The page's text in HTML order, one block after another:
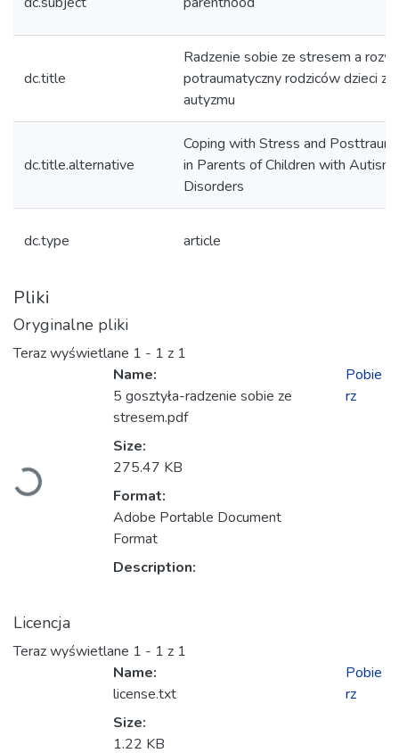
dc.title
Radzenie sobie ze stresem a
potraumatyczny rodziców dzieci
autyzmu
dc.title.alternative
Coping with Stress and
in Parents of Children with Autism
Disorders
dc.type article
Pliki
Oryginalne pliki
Teraz wyświetlane 1 - 1 z 1
Ładowanie...
Name:
5 gosztyła-radzenie sobie ze
stresem.pdf
Size:
275.47 KB
Format:
Adobe Portable Document
Format
Description:
Pobie
rz
Licencja
Teraz wyświetlane 1 - 1 z 1
Name:
license.txt
Size:
1.22 KB
Pobie
rz